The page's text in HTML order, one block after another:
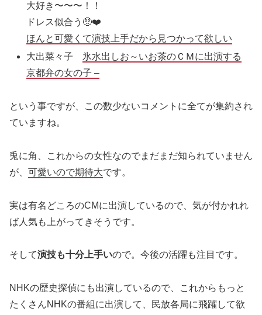
大好き〜〜〜！！
ドレス似合う🥺❤️
ほんと可愛くて演技上手だから見つかって欲しい
大出菜々子 氷水出しお～いお茶のＣＭに出演する
京都弁の女の子 –
という事ですが、この数少ないコメントに全てが集約され
ていますね。
兎に角、これからの女性なのでまだまだ知られていません
が、 可愛いので期待大です。
実は有名どころのCMに出演しているので、気が付かれれ
ば人気も上がってきそうです。
そして演技も十分上手いので。今後の活躍も注目です。
NHKの歴史探偵にも出演しているので、これからもっと
たくさんNHKの番組に出演して、民放各局に飛躍して欲